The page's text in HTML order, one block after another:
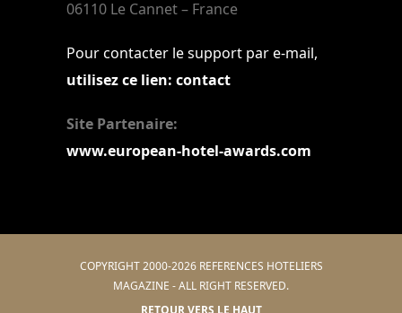
06110 Le Cannet – France
Pour contacter le support par e-mail,
utilisez ce lien: contact
Site Partenaire:
www.european-hotel-awards.com
COPYRIGHT 2000-2026 REFERENCES HOTELIERS
MAGAZINE - ALL RIGHT RESERVED.
RETOUR VERS LE HAUT